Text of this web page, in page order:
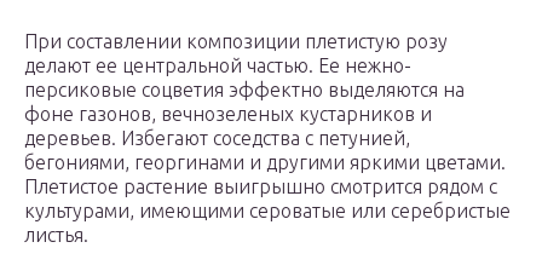
При составлении композиции плетистую розу
делают ее центральной частью. Ее нежно-
персиковые соцветия эффектно выделяются на
фоне газонов, вечнозеленых кустарников и
деревьев. Избегают соседства с петунией,
бегониями, георгинами и другими яркими цветами.
Плетистое растение выигрышно смотрится рядом с
культурами, имеющими сероватые или серебристые
листья.